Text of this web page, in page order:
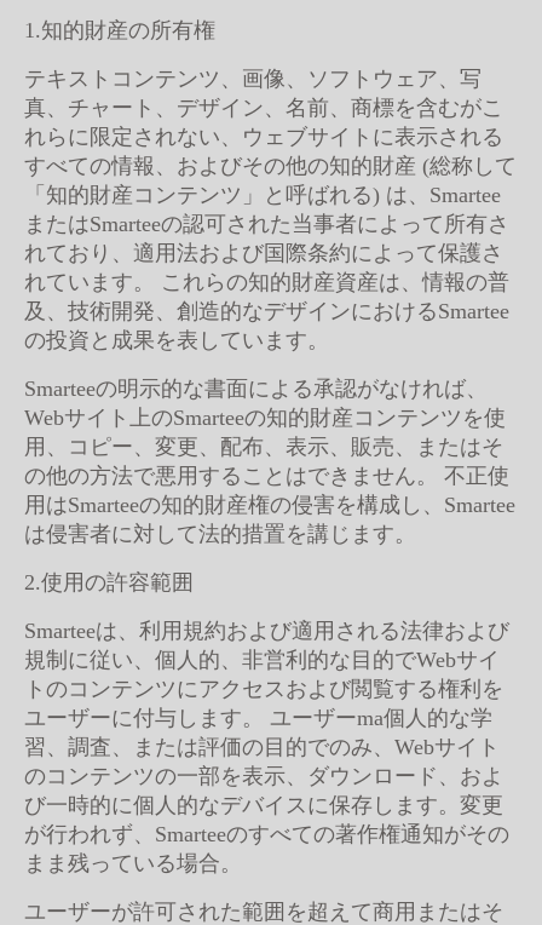
1.知的財産の所有権
テキストコンテンツ、画像、ソフトウェア、写
真、チャート、デザイン、名前、商標を含むがこ
れらに限定されない、ウェブサイトに表示される
すべての情報、およびその他の知的財産 (総称して
「知的財産コンテンツ」と呼ばれる) は、Smartee
またはSmarteeの認可された当事者によって所有さ
れており、適用法および国際条約によって保護さ
れています。 これらの知的財産資産は、情報の普
及、技術開発、創造的なデザインにおけるSmartee
の投資と成果を表しています。
Smarteeの明示的な書面による承認がなければ、
Webサイト上のSmarteeの知的財産コンテンツを使
用、コピー、変更、配布、表示、販売、またはそ
の他の方法で悪用することはできません。 不正使
用はSmarteeの知的財産権の侵害を構成し、Smartee
は侵害者に対して法的措置を講じます。
2.使用の許容範囲
Smarteeは、利用規約および適用される法律および
規制に従い、個人的、非営利的な目的でWebサイ
トのコンテンツにアクセスおよび閲覧する権利を
ユーザーに付与します。 ユーザーma個人的な学
習、調査、または評価の目的でのみ、Webサイト
のコンテンツの一部を表示、ダウンロード、およ
び一時的に個人的なデバイスに保存します。変更
が行われず、Smarteeのすべての著作権通知がその
まま残っている場合。
ユーザーが許可された範囲を超えて商用またはそ